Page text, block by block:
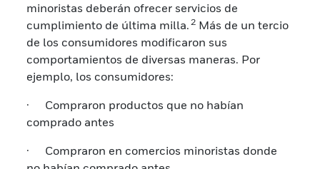
minoristas deberán ofrecer servicios de
cumplimiento de última milla. 2 Más de un tercio
de los consumidores modificaron sus
comportamientos de diversas maneras. Por
ejemplo, los consumidores:
· Compraron productos que no habían
comprado antes
· Compraron en comercios minoristas donde